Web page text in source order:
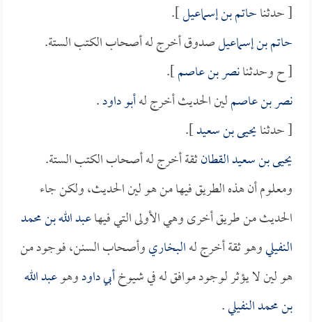
[ حدثناحاتم بن إسماعيل].
حاتم بن إسماعيلصدوق أخرج له أصحاب الكتب الستة.
[ ح وحدثنانصر بن عاصم].
نصر بن عاصملين الحديث أخرج لهأبو داود.
[ حدثنايحيى بن سعيد].
يحيى بن سعيد القطانثقة أخرج له أصحاب الكتب الستة.
ومعلوم أن هذه الطريق فيها من هو لين الحديث، ولكن جاء
الحديث من طريق أخرى وهي الأولى التي فيهاعبد الله بن محمد
النفيليوهو ثقة أخرج لهالبخاريوأصحاب السنن، فوجود من
هو لين لا يؤثر لوجود موافق له في شيوخأبي داودوهوعبد الله
بن محمد النفيلي.